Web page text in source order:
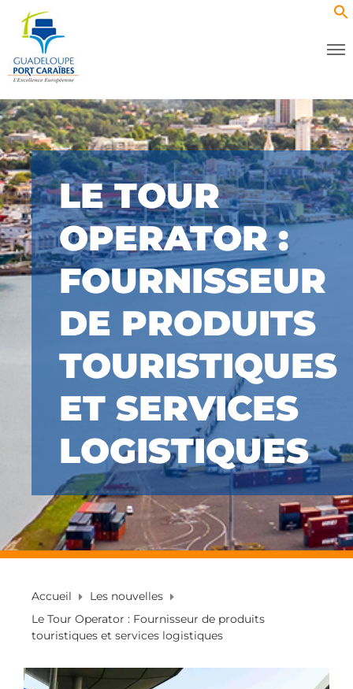
LE TOUR
OPERATOR :
FOURNISSEUR
DE PRODUITS
TOURISTIQUES
ET SERVICES
LOGISTIQUES
Accueil
Les nouvelles
Le Tour Operator : Fournisseur de produits
touristiques et services logistiques